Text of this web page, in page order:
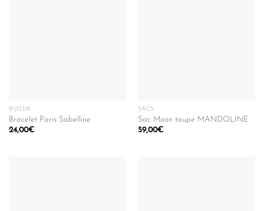
BIJOUX
Bracelet Paris Sabelline
24,00€
SACS
Sac Moon taupe MANDOLINE
59,00€